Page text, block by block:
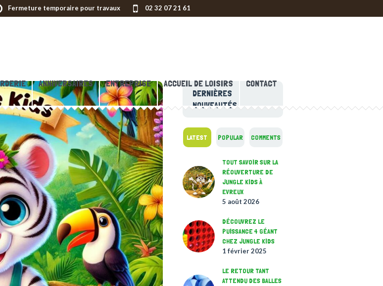
Fermeture temporaire pour travaux 02 32 07 21 61
ANNIVERSAIRES ENTREPRISE ACCUEIL DE LOISIRS CONTACT
DERNIÈRES
NOUVEAUTÉS
LATEST POPULAR COMMENTS
TOUT SAVOIR SUR LA
RÉOUVERTURE DE
JUNGLE KIDS À
EVREUX
5 août 2026
DÉCOUVREZ LE
PUISSANCE 4 GÉANT
CHEZ JUNGLE KIDS
1 février 2025
LE RETOUR TANT
ATTENDU DES BALLES